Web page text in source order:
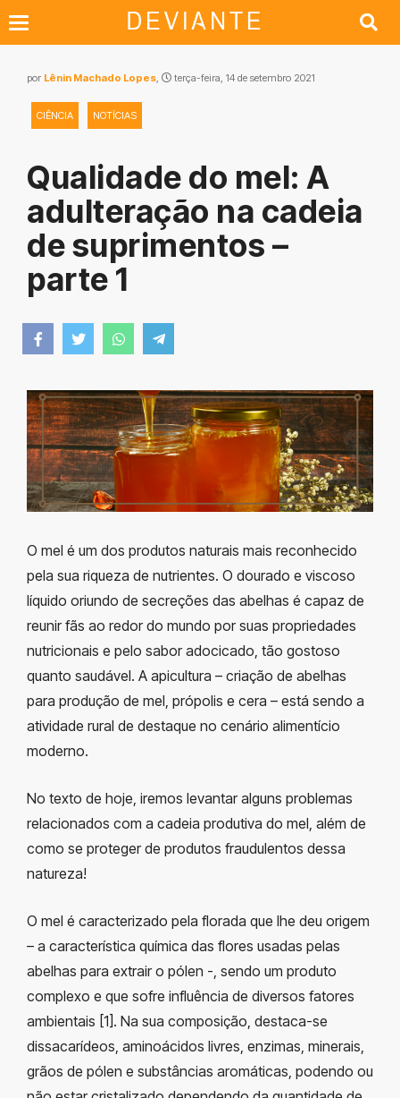
por Lênin Machado Lopes, terça-feira, 14 de setembro 2021
CIÊNCIA NOTÍCIAS
Qualidade do mel: A
adulteração na cadeia
de suprimentos –
parte 1
O mel é um dos produtos naturais mais reconhecido
pela sua riqueza de nutrientes. O dourado e viscoso
líquido oriundo de secreções das abelhas é capaz de
reunir fãs ao redor do mundo por suas propriedades
nutricionais e pelo sabor adocicado, tão gostoso
quanto saudável. A apicultura – criação de abelhas
para produção de mel, própolis e cera – está sendo a
atividade rural de destaque no cenário alimentício
moderno.
No texto de hoje, iremos levantar alguns problemas
relacionados com a cadeia produtiva do mel, além de
como se proteger de produtos fraudulentos dessa
natureza!
O mel é caracterizado pela florada que lhe deu origem
– a característica química das flores usadas pelas
abelhas para extrair o pólen -, sendo um produto
complexo e que sofre influência de diversos fatores
ambientais [1]. Na sua composição, destaca-se
dissacarídeos, aminoácidos livres, enzimas, minerais,
grãos de pólen e substâncias aromáticas, podendo ou